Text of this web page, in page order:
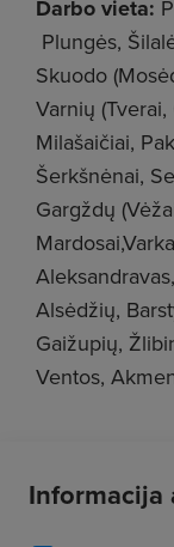
Darbo vieta:
Plungės,
Skuodo
Varnių
Milašaičiai,
Šerkšnėnai,
Gargždų
Alsėdžių,
Gaižupių,
Ventos,
Informacija